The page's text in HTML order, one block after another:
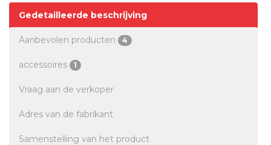
Gedetailleerde beschrijving
Aanbevolen producten 4
accessoires 1
Vraag aan de verkoper
Adres van de fabrikant
Samenstelling van het product